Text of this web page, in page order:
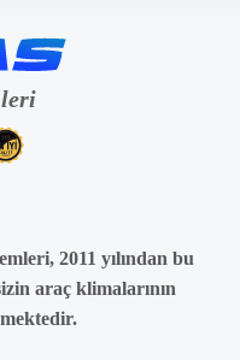
2011 yılından bu
araç klimalarının